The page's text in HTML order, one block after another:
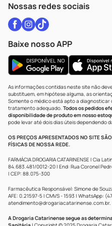
Nossas redes sociais
Baixe nosso APP
As informações contidas neste site não
substituem, em hipótese alguma, as
Somente o médico está apto a
tratamento adequado. Todos os pedidos
disponibilidade de produto em nosso
pode levar até dois dias úteis dependendo
OS PREÇOS APRESENTADOS NO SITE
FÍSICAS DE NOSSA REDE.
FARMÁCIA DROGARIA CATARINENSE | Cia
84.683.481/0012-20 | End: Rua Coronel
| CEP: 88.075-300
Farmacêutica Responsável: Simone de
AFE: 0.21597-5 | CMVS - 1593 | WhatsApp:
atendimento@drogariacatarinense.com.br.
A Drogaria Catarinense segue as